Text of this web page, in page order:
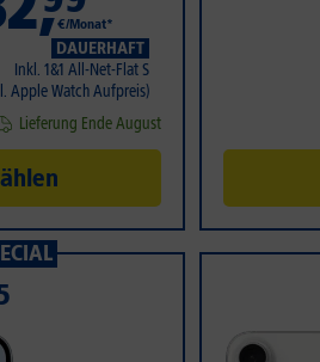
€/Monat*
DAUERHAFT
Inkl. 1&1 All-Net-Flat S
Apple Watch Aufpreis)
Lieferung Ende August